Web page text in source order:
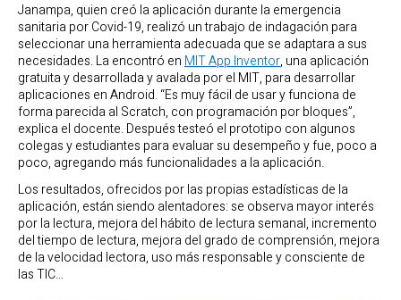
Janampa, quien creó la aplicación durante la emergencia
sanitaria por Covid-19, realizó un trabajo de indagación para
seleccionar una herramienta adecuada que se adaptara a sus
necesidades. La encontró en MIT App Inventor, una aplicación
gratuita y desarrollada y avalada por el MIT, para desarrollar
aplicaciones en Android. “Es muy fácil de usar y funciona de
forma parecida al Scratch, con programación por bloques”,
explica el docente. Después testeó el prototipo con algunos
colegas y estudiantes para evaluar su desempeño y fue, poco a
poco, agregando más funcionalidades a la aplicación.
Los resultados, ofrecidos por las propias estadísticas de la
aplicación, están siendo alentadores: se observa mayor interés
por la lectura, mejora del hábito de lectura semanal, incremento
del tiempo de lectura, mejora del grado de comprensión, mejora
de la velocidad lectora, uso más responsable y consciente de
las TIC…